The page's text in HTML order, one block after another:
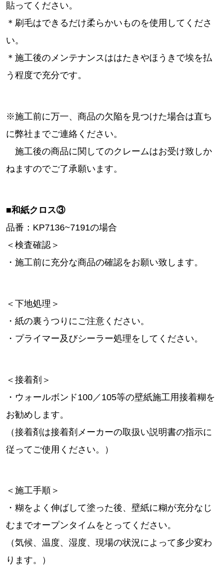
貼ってください。
＊刷毛はできるだけ柔らかいものを使用してくださ
い。
＊施工後のメンテナンスははたきやほうきで埃を払
う程度で充分です。
※施工前に万一、商品の欠陥を見つけた場合は直ち
に弊社までご連絡ください。
施工後の商品に関してのクレームはお受け致しか
ねますのでご了承願います。
■和紙クロス③
品番：KP7136~7191の場合
＜検査確認＞
・施工前に充分な商品の確認をお願い致します。
＜下地処理＞
・紙の裏うつりにご注意ください。
・プライマー及びシーラー処理をしてください。
＜接着剤＞
・ウォールボンド100／105等の壁紙施工用接着糊を
お勧めします。
（接着剤は接着剤メーカーの取扱い説明書の指示に
従ってご使用ください。）
＜施工手順＞
・糊をよく伸ばして塗った後、壁紙に糊が充分なじ
むまでオープンタイムをとってください。
（気候、温度、湿度、現場の状況によって多少変わ
ります。）